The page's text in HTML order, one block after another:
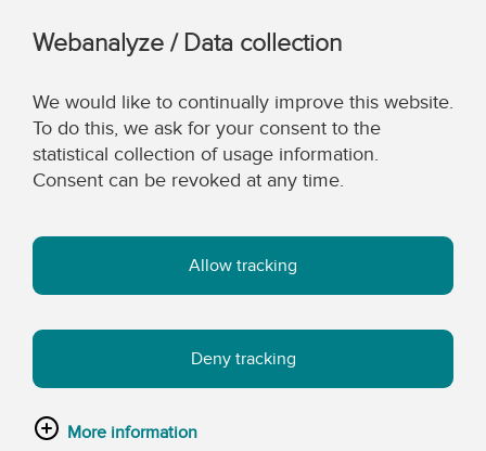
Webanalyze / Data collection
We would like to continually improve this website.
To do this, we ask for your consent to the
statistical collection of usage information.
Consent can be revoked at any time.
Allow tracking
Deny tracking
More information